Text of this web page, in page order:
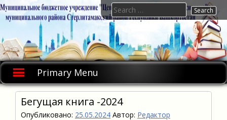
Skip
to
Primary Menu
Search
for:
Бегущая книга -2024
Опубликовано: 25.05.2024 Автор: Редактор